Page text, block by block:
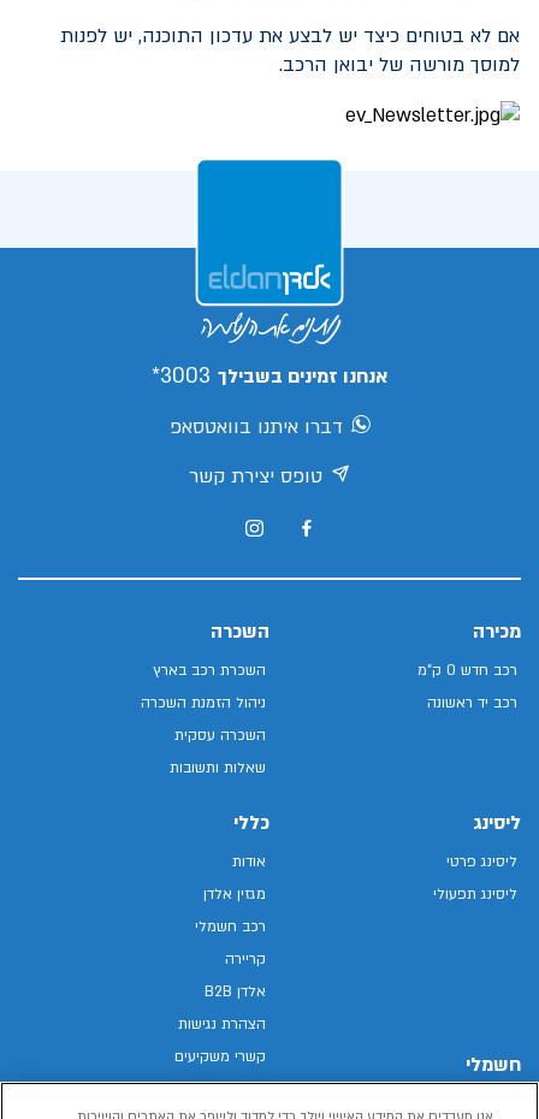
אם לא בטוחים כיצד יש לבצע את עדכון התוכנה, יש לפנות
למוסך מורשה של יבואן הרכב.
אנחנו זמינים בשבילך 3003*
דברו איתנו בוואטסאפ
טופס יצירת קשר
מכירה
רכב חדש 0 ק"מ
רכב יד ראשונה
השכרה
השכרת רכב בארץ
ניהול הזמנת השכרה
השכרה עסקית
שאלות ותשובות
ליסינג
ליסינג פרטי
ליסינג תפעולי
חשמלי
כללי
אודות
מגזין אלדן
רכב חשמלי
קריירה
אלדן B2B
הצהרת נגישות
קשרי משקיעים
מפת האתר